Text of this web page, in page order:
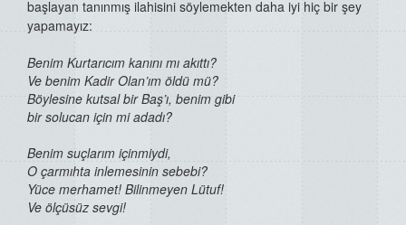
başlayan tanınmış ilahisini söylemekten daha iyi hiç bir şey
yapamayız:
Benim Kurtarıcım kanını mı akıttı?
Ve benim Kadir Olan’ım öldü mü?
Böylesine kutsal bir Baş’ı, benim gibi
bir solucan için mi adadı?
Benim suçlarım içinmiydi,
O çarmıhta inlemesinin sebebi?
Yüce merhamet! Bilinmeyen Lütuf!
Ve ölçüsüz sevgi!